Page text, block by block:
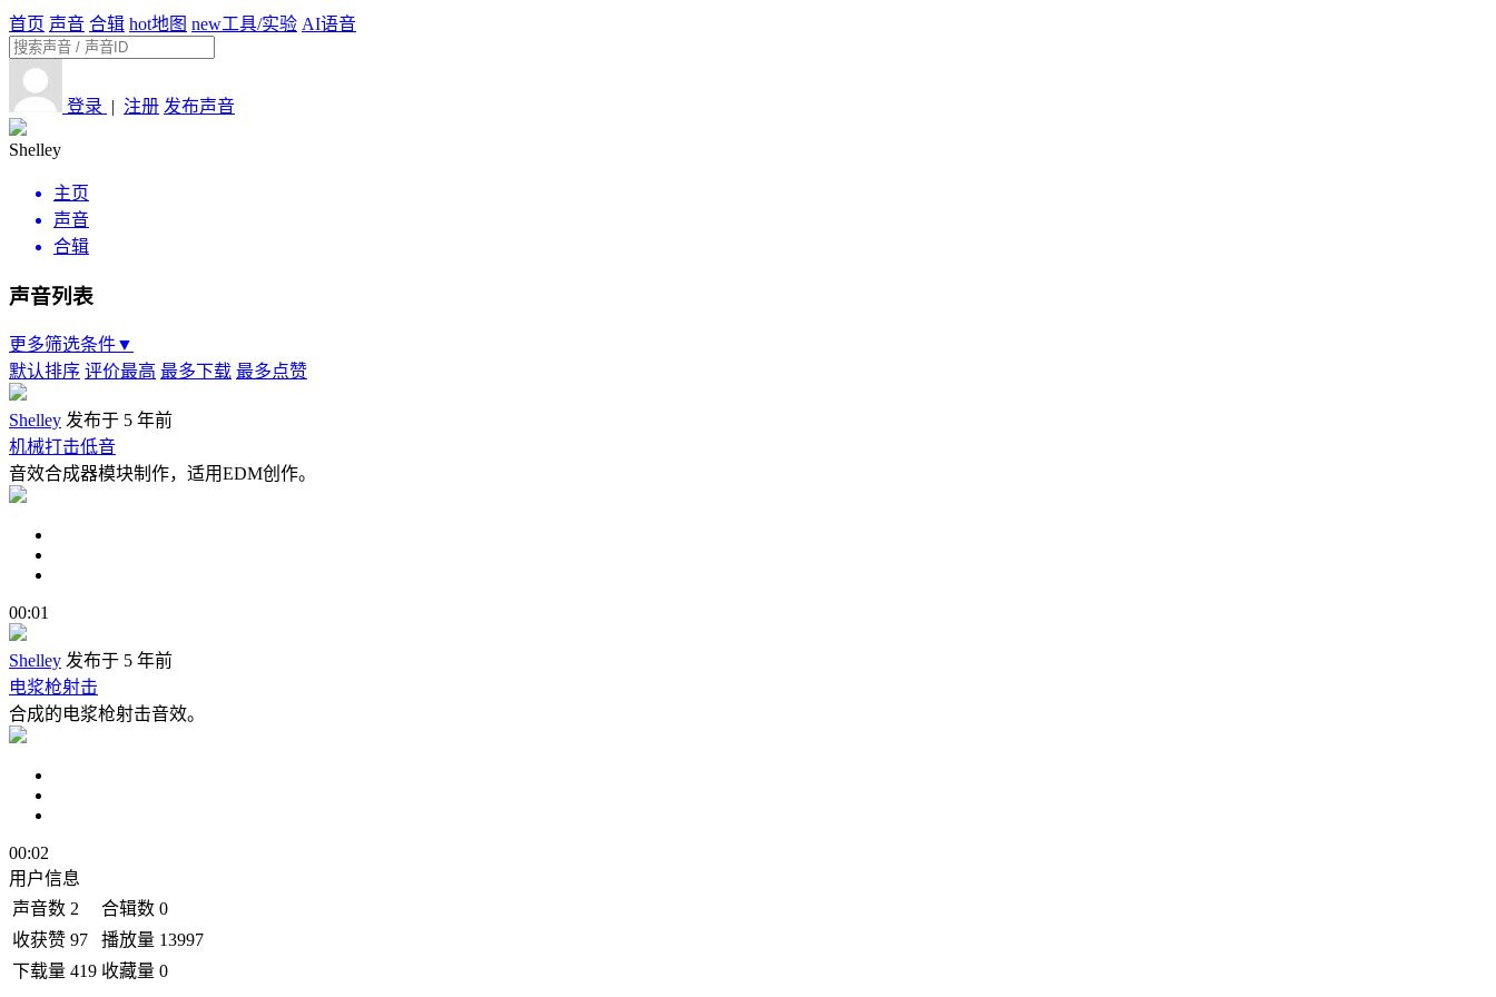
首页 声音 合辑 hot地图 new工具/实验 AI语音
登录 | 注册 发布声音
Shelley
主页
声音
合辑
声音列表
更多筛选条件▼
默认排序 评价最高 最多下载 最多点赞
Shelley 发布于 5 年前
机械打击低音
音效合成器模块制作，适用EDM创作。
00:01
Shelley 发布于 5 年前
电浆枪射击
合成的电浆枪射击音效。
00:02
用户信息
声音数 2 合辑数 0
收获赞 97 播放量 13997
下载量 419 收藏量 0